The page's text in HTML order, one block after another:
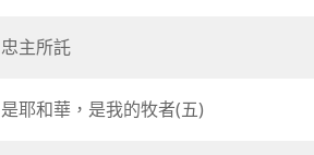
忠主所託
是耶和華，是我的牧者(五)